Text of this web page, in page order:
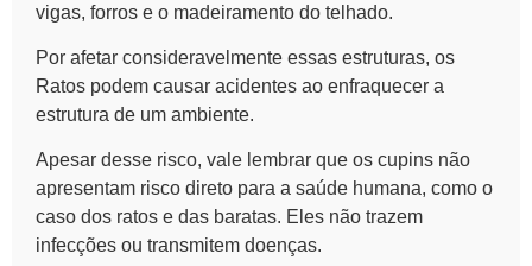
vigas, forros e o madeiramento do telhado.
Por afetar consideravelmente essas estruturas, os
Ratos podem causar acidentes ao enfraquecer a
estrutura de um ambiente.
Apesar desse risco, vale lembrar que os cupins não
apresentam risco direto para a saúde humana, como o
caso dos ratos e das baratas. Eles não trazem
infecções ou transmitem doenças.